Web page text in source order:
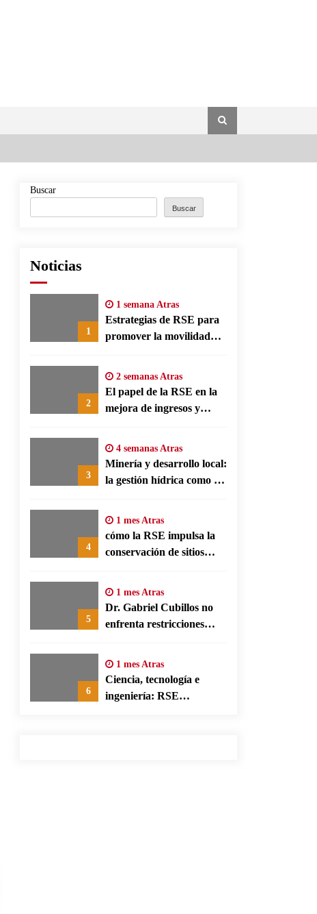
Buscar
Buscar
Noticias
1
1 semana Atras
Estrategias de RSE para
promover la movilidad
fabriles alemanes
2
2 semanas Atras
El papel de la RSE en la
mejora de ingresos y
3
4 semanas Atras
Minería y desarrollo local:
la gestión hídrica como eje
4
1 mes Atras
cómo la RSE impulsa la
conservación de sitios
5
1 mes Atras
Dr. Gabriel Cubillos no
enfrenta restricciones
6
1 mes Atras
Ciencia, tecnología e
ingeniería: RSE